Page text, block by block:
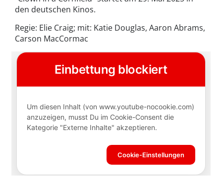
den deutschen Kinos.
Regie: Elie Craig; mit: Katie Douglas, Aaron Abrams,
Carson MacCormac